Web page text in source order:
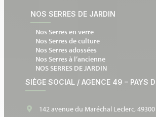
NOS SERRES DE JARDIN
Nos Serres en verre
Nos Serres de culture
Nos Serres adossées
Nos Serres à l’ancienne
NOS SERRES DE JARDIN
SIÈGE SOCIAL / AGENCE 49 – PAYS
142 avenue du Maréchal Leclerc,